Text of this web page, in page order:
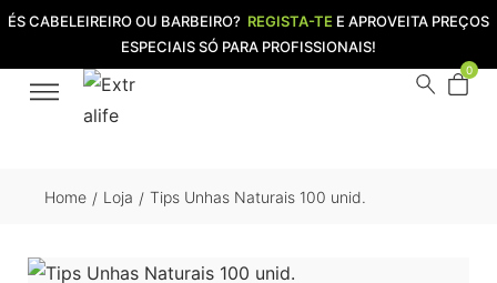
ÉS CABELEIREIRO OU BARBEIRO? REGISTA-TE E APROVEITA PREÇOS
ESPECIAIS SÓ PARA PROFISSIONAIS!
0
Home / Loja / Tips Unhas Naturais 100 unid.